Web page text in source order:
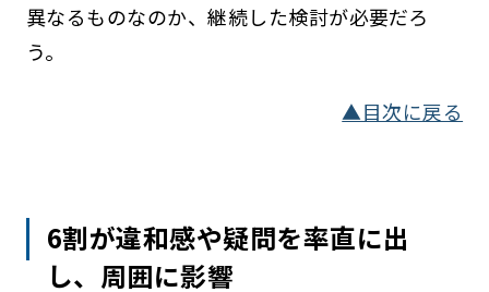
異なるものなのか、継続した検討が必要だろ
う。
▲目次に戻る
6割が違和感や疑問を率直に出
し、周囲に影響